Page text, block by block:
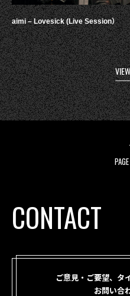
aimi – Lovesick (Live Session）
CONTACT
ご意見・ご要望、タ
お問い合